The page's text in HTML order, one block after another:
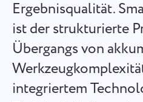
Ergebnisqualität.
ist der strukturierte
Übergangs von
integriertem
Berichte
Verteilen Sie Ressourcen
auf jedes Projekt aufgewendete